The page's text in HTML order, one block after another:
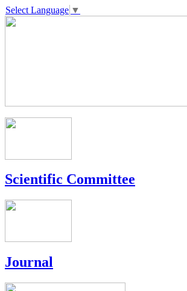
Select Language ▼
Scientific Committee
Journal